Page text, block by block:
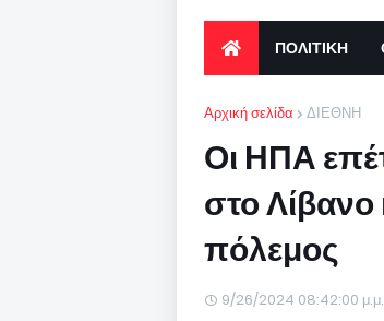
ΠΟΛΙΤΙΚΗ
Αρχική σελίδα ΔΙΕΘΝΗ
Οι ΗΠΑ
στο
πόλεμος
9/26/2024 08:42:00 μ.μ.